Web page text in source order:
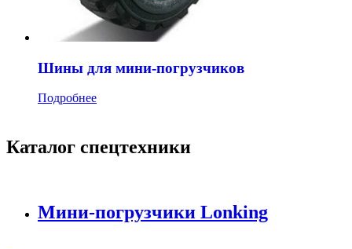
Шины для мини-погрузчиков
Подробнее
Каталог спецтехники
Мини-погрузчики Lonking